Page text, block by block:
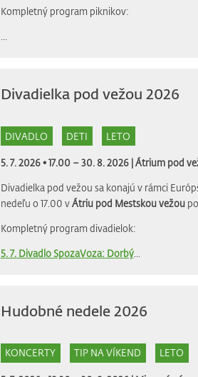
Kompletný program piknikov:
Divadielka pod vežou 2026
DIVADLO DETI LETO
5. 7. 2026 • 17.00 – 30. 8. 2026 |Átrium pod
Divadielka pod vežou sa konajú v rámci
nedeľu o 17.00 vÁtriu pod Mestskou vežou
Kompletný program divadielok:
5. 7. Divadlo SpozaVoza: Dorbý...
Hudobné nedele 2026
KONCERTY TIP NA VÍKEND LETO